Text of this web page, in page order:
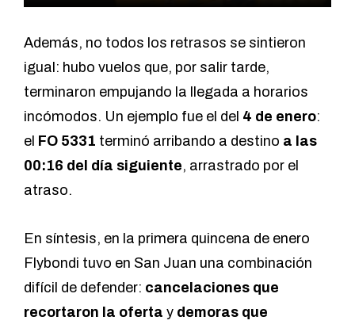
Además, no todos los retrasos se sintieron
igual: hubo vuelos que, por salir tarde,
terminaron empujando la llegada a horarios
incómodos. Un ejemplo fue el del 4 de enero:
el FO 5331 terminó arribando a destino a las
00:16 del día siguiente, arrastrado por el
atraso.
En síntesis, en la primera quincena de enero
Flybondi tuvo en San Juan una combinación
difícil de defender: cancelaciones que
recortaron la oferta y demoras que